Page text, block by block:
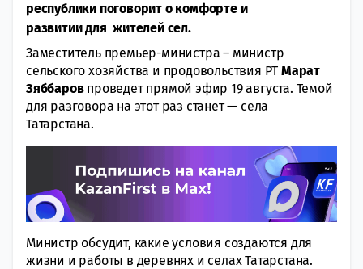
республики поговорит о комфорте и
развитии для жителей сел.
Заместитель премьер-министра – министр
сельского хозяйства и продовольствия РТ Марат
Зяббаров проведет прямой эфир 19 августа. Темой
для разговора на этот раз станет — села
Татарстана.
Министр обсудит, какие условия создаются для
жизни и работы в деревнях и селах Татарстана.